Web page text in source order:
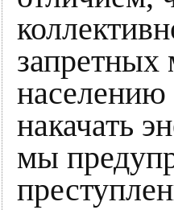
запретных
населению
накачать
мы